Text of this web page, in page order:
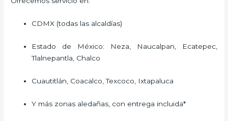
CDMX (todas las alcaldías)
Estado de México: Neza, Naucalpan, Ecatepec,
Tlalnepantla, Chalco
Cuautitlán, Coacalco, Texcoco, Ixtapaluca
Y más zonas aledañas, con entrega incluida*